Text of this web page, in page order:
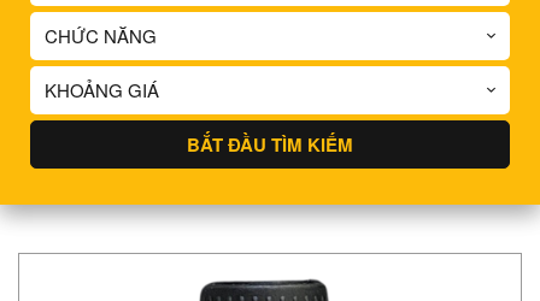
CHỨC NĂNG
KHOẢNG GIÁ
BẮT ĐẦU TÌM KIẾM